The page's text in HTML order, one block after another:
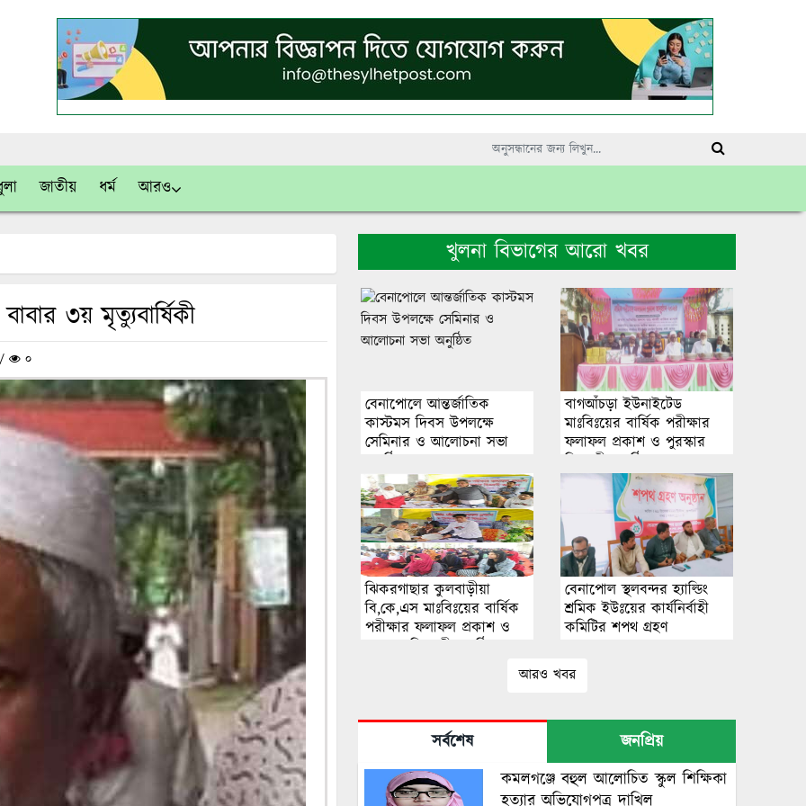
জাতীয় ধর্ম আরও
৩য় মৃত্যুবার্ষিকী
০
খুলনা বিভাগের আরো খবর
বেনাপোলে আন্তর্জাতিক
কাস্টমস দিবস উপলক্ষে
সেমিনার ও আলোচনা সভা
অনুষ্ঠিত
বাগআঁচড়া ইউনাইটেড
মাঃবিঃয়ের বার্ষিক পরীক্ষার
ফলাফল প্রকাশ ও পুরস্কার
বিতরণী অনুষ্ঠিত।
ঝিকরগাছার কুলবাড়ীয়া
বি,কে,এস মাঃবিঃয়ের বার্ষিক
পরীক্ষার ফলাফল প্রকাশ ও
পুরস্কার বিতরণী অনুষ্ঠিত।
বেনাপোল স্থলবন্দর হ্যাল্ডিং
শ্রমিক ইউঃয়ের কার্যনির্বাহী
কমিটির শপথ গ্রহণ
আরও খবর
সর্বশেষ
জনপ্রিয়
কমলগঞ্জে বহুল আলোচিত স্কুল শিক্ষিকা